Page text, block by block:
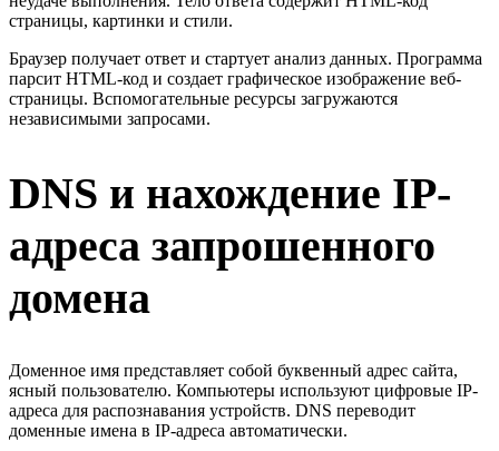
страницы, картинки и стили.
Браузер получает ответ и стартует анализ данных. Программа
парсит HTML-код и создает графическое изображение веб-
страницы. Вспомогательные ресурсы загружаются
независимыми запросами.
DNS и нахождение IP-
адреса запрошенного
домена
Доменное имя представляет собой буквенный адрес сайта,
ясный пользователю. Компьютеры используют цифровые IP-
адреса для распознавания устройств. DNS переводит
доменные имена в IP-адреса автоматически.